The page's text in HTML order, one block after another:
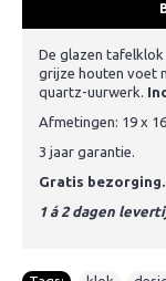
De glazen
grijze houten voet
quartz-uurwerk.
Afmetingen: 19 x
3 jaar garantie.
Gratis bezorging.
1 á 2 dagen